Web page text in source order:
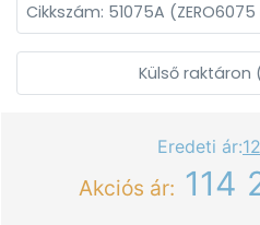
Cikkszám: 51075A
Külső raktáron
Eredeti ár:
Akciós ár: 114